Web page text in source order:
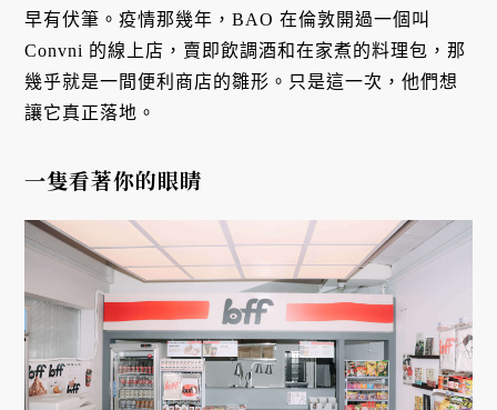
早有伏筆。疫情那幾年，BAO 在倫敦開過一個叫
Convni 的線上店，賣即飲調酒和在家煮的料理包，那
幾乎就是一間便利商店的雛形。只是這一次，他們想
讓它真正落地。
一隻看著你的眼睛